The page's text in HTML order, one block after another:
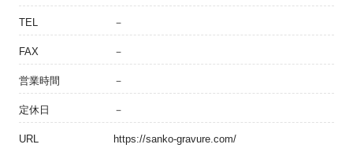
TEL －
FAX －
営業時間 －
定休日 －
URL https://sanko-gravure.com/